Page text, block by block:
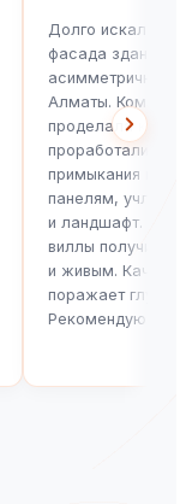
Долго искали,
фасада здания
асимметричной
Алматы.
проделала
проработали
примыкания
панелям, учли
и ландшафт.
виллы
и живым.
поражает
Рекомендую!